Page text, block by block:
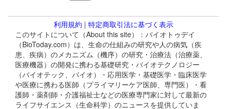
利用規約 | 特定商取引法に基づく表示
このサイトについて（About this site）：バイオトゥデイ
（BioToday.com）は、生命の仕組みの研究や人の病気（疾
患、疾病）のメカニズム（機序）の研究・治療法（治療薬、
医療機器）の開発に携わる基礎研究・バイオテクノロジー
（バイオテック、バイオ）・応用医学・基礎医学・臨床医学
や医療に携わる医師（プライマリーケア医師、専門医）・看
護師・薬剤師・介護福祉士などの医療専門家に対して最新の
ライフサイエンス（生命科学）のニュースを提供していま